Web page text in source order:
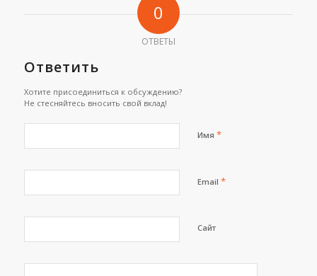
0
ОТВЕТЫ
Ответить
Хотите присоединиться к обсуждению?
Не стесняйтесь вносить свой вклад!
Имя *
Email *
Сайт